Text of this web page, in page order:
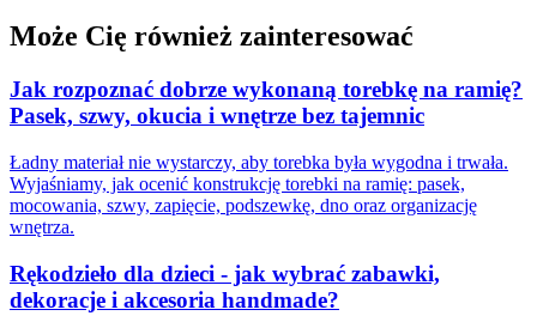
Może Cię również zainteresować
Jak rozpoznać dobrze wykonaną torebkę na ramię?
Pasek, szwy, okucia i wnętrze bez tajemnic
Ładny materiał nie wystarczy, aby torebka była wygodna i trwała.
Wyjaśniamy, jak ocenić konstrukcję torebki na ramię: pasek,
mocowania, szwy, zapięcie, podszewkę, dno oraz organizację
wnętrza.
Rękodzieło dla dzieci - jak wybrać zabawki,
dekoracje i akcesoria handmade?